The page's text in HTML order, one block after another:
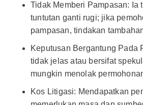
Tidak Memberi Pampasan: Ia
tuntutan ganti rugi; jika
pampasan, tindakan
Keputusan Bergantung Pada
tidak jelas atau bersifat
mungkin menolak
Kos Litigasi: Mendapatkan